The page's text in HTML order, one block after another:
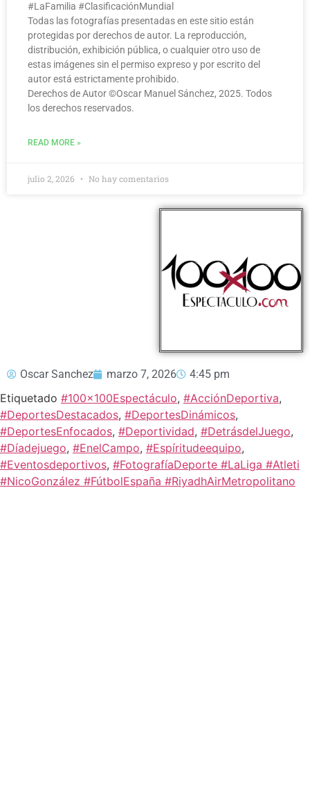
#LaFamilia #ClasificaciónMundial
Todas las fotografías presentadas en este sitio están
protegidas por derechos de autor. La reproducción,
distribución, exhibición pública, o cualquier otro uso de
estas imágenes sin el permiso expreso y por escrito del
autor está estrictamente prohibido.
Derechos de Autor ©️Oscar Manuel Sánchez, 2025. Todos
los derechos reservados.
READ MORE »
julio 2, 2026 No hay comentarios
Oscar Sanchez marzo 7, 2026 4:45 pm
Etiquetado #100x100Espectáculo, #AcciónDeportiva,
#DeportesDestacados, #DeportesDinámicos,
#DeportesEnfocados, #Deportividad, #DetrásdelJuego,
#Díadejuego, #EnelCampo, #Espíritudeequipo,
#Eventosdeportivos, #FotografíaDeporte #LaLiga #Atleti
#NicoGonzález #FútbolEspaña #RiyadhAirMetropolitano